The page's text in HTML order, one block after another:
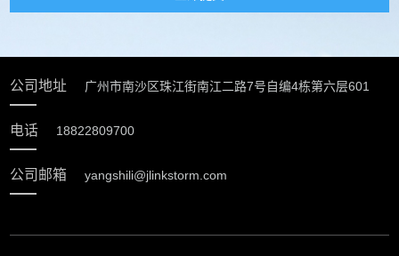
公司地址 广州市南沙区珠江街南江二路7号自编4栋第六层601
电话 18822809700
公司邮箱 yangshili@jlinkstorm.com